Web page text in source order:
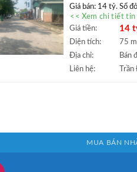
Giá bán: 14 tỷ. Sổ
Vị trí:Bán lô đất
50m. Xung quanh
gần dự án hồ Bộ
hoặc định cư lâu
+ TRẦN
<< Xem chi tiết tin
Giá tiền:
14
Diện tích:
75
Địa chỉ:
Bán
Liên hệ:
MUA BÁN